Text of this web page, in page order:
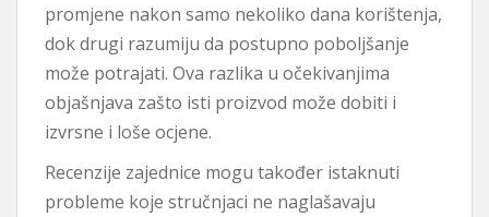
promjene nakon samo nekoliko dana korištenja,
dok drugi razumiju da postupno poboljšanje
može potrajati. Ova razlika u očekivanjima
objašnjava zašto isti proizvod može dobiti i
izvrsne i loše ocjene.
Recenzije zajednice mogu također istaknuti
probleme koje stručnjaci ne naglašavaju